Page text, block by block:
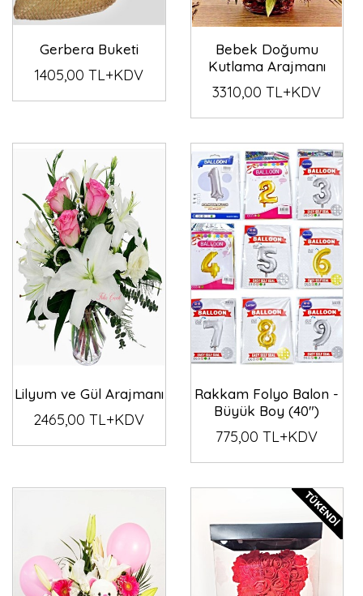
Gerbera Buketi
1405,00 TL+KDV
Bebek Doğumu
Kutlama Arajmanı
3310,00 TL+KDV
Lilyum ve Gül Arajmanı
2465,00 TL+KDV
Rakkam Folyo Balon -
Büyük Boy (40")
775,00 TL+KDV